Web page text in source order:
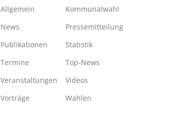
Allgemein
Kommunalwahl
News
Pressemitteilung
Publikationen
Statistik
Termine
Top-News
Veranstaltungen
Videos
Vorträge
Wahlen